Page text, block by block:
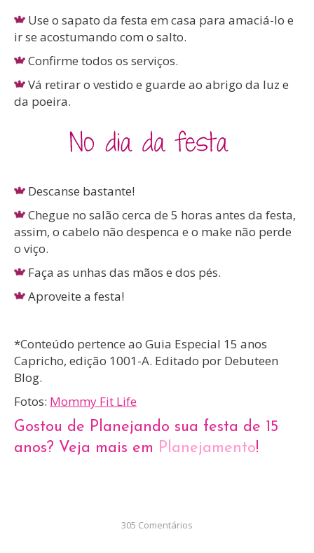
Use o sapato da festa em casa para amaciá-lo e
ir se acostumando com o salto.
Confirme todos os serviços.
Vá retirar o vestido e guarde ao abrigo da luz e
da poeira.
Descanse bastante!
Chegue no salão cerca de 5 horas antes da festa,
assim, o cabelo não despenca e o make não perde
o viço.
Faça as unhas das mãos e dos pés.
Aproveite a festa!
*Conteúdo pertence ao Guia Especial 15 anos
Capricho, edição 1001-A. Editado por Debuteen
Blog.
Fotos: Mommy Fit Life
Gostou de Planejando sua festa de 15
anos? Veja mais em Planejamento!
305 Comentários